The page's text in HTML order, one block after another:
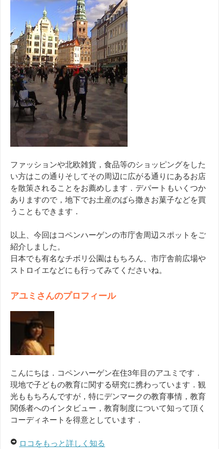
ファッションや北欧雑貨，食品等のショッピングをした
い方はこの通りそしてその周辺に広がる通りにあるお店
を散策されることをお薦めします．デパートもいくつか
ありますので，地下でお土産のばら撒きお菓子などを買
うこともできます．
以上、今回はコペンハーゲンの市庁舎周辺スポットをご
紹介しました。
日本でも有名なチボリ公園はもちろん、市庁舎前広場や
ストロイエなどにも行ってみてくださいね。
アユミさんのプロフィール
こんにちは．コペンハーゲン在住3年目のアユミです．
現地で子どもの教育に関する研究に携わっています．観
光ももちろんですが，特にデンマークの教育事情，教育
関係者へのインタビュー，教育制度について知って頂く
コーディネートを得意としています．
ロコをもっと詳しく知る